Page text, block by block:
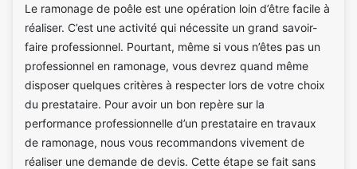
Le ramonage de poêle est une opération loin d’être facile à
réaliser. C’est une activité qui nécessite un grand savoir-
faire professionnel. Pourtant, même si vous n’êtes pas un
professionnel en ramonage, vous devrez quand même
disposer quelques critères à respecter lors de votre choix
du prestataire. Pour avoir un bon repère sur la
performance professionnelle d’un prestataire en travaux
de ramonage, nous vous recommandons vivement de
réaliser une demande de devis. Cette étape se fait sans